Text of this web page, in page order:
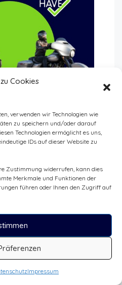
Cookies
verwenden wir Technologien wie
zu speichern und/oder darauf
Technologien ermöglicht es uns,
IDs auf dieser Website zu
Zustimmung widerrufen, kann dies
Merkmale und Funktionen der
führen oder Ihnen den Zugriff auf
Impressum
sind einmaligund
der Führerschein,
Anschaffung des
Jahr, das am meisten
anfängt.
Und wer Leidenschaft